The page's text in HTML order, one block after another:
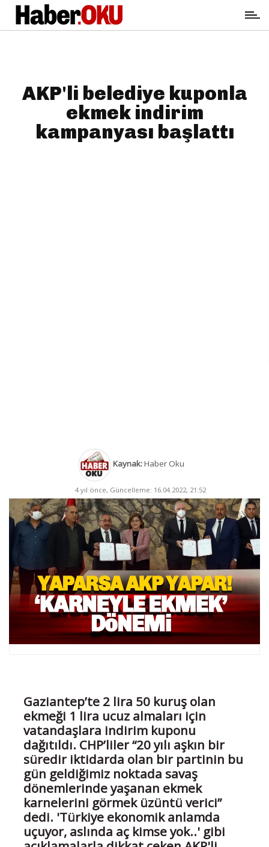
AKP'li belediye kuponla
ekmek indirim
kampanyası başlattı
Kaynak:Haber Oku
4 yıl önce, Güncelleme: 16.04.2022, 21:52
Gaziantep’te 2 lira 50 kuruş olan
ekmeği 1 lira ucuz almaları için
vatandaşlara indirim kuponu
dağıtıldı. CHP’liler “20 yılı aşkın bir
süredir iktidarda olan bir partinin bu
gün geldiğimiz noktada savaş
dönemlerinde yaşanan ekmek
karnelerini görmek üzüntü verici”
dedi. 'Türkiye ekonomik anlamda
uçuyor, aslında aç kimse yok..' gibi